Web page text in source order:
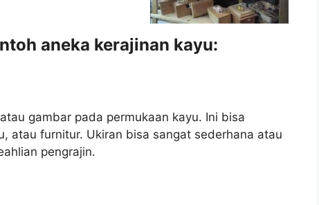
aneka kerajinan kayu:
gambar pada permukaan kayu. Ini bisa
atau furnitur. Ukiran bisa sangat sederhana atau
pengrajin.